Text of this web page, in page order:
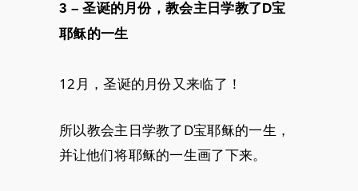
3 – 圣诞的月份，教会主日学教了D宝
耶稣的一生
12月，圣诞的月份又来临了！
所以教会主日学教了D宝耶稣的一生，
并让他们将耶稣的一生画了下来。